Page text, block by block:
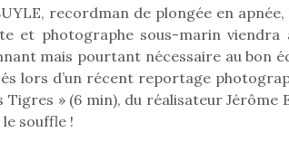
recordman de plongée en apnée,
et photographe sous-marin
mais pourtant nécessaire au bon
lors d’un récent reportage
» (6 min), du réalisateur Jérôme
souffle !
pour les
meilleur
à câliner,
d’explorer, comprendre
et s’approprier ce qu’ils…